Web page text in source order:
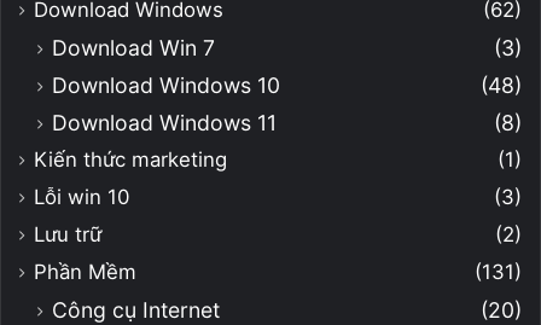
Download Windows (62)
Download Win 7
(3)
Download Windows 10
(48)
Download Windows 11
(8)
Kiến thức marketing
(1)
Lỗi win 10
(3)
Lưu trữ
(2)
Phần Mềm
(131)
Công cụ Internet (20)